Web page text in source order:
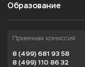
Образование
Приемная комиссия:
8 (499) 681 93 58
8 (499) 110 86 32